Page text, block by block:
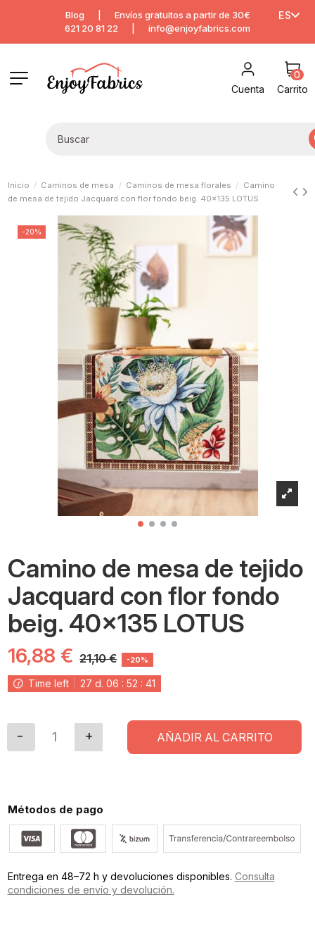
Blog
Envíos gratuitos a partir de 30€
621 20 81 22
info@enjoyfabrics.com
ES
Cuenta
0
Carrito
Inicio Caminos de mesa Caminos de mesa florales
Camino
de mesa de tejido Jacquard con flor fondo beig. 40x135 LOTUS
-20%
Camino de mesa de tejido
Jacquard con flor fondo
beig. 40x135 LOTUS
16,88 € 21,10 € -20%
Time left 27 d. 06 : 52 : 40
AÑADIR AL CARRITO
Métodos de pago
Entrega en 48–72 h y devoluciones disponibles. Consulta
condiciones de envío y devolución.